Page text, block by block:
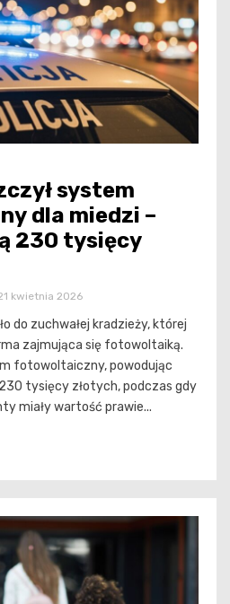
system
dla miedzi –
230 tysięcy
kwietnia 2026
do zuchwałej kradzieży, której
zajmująca się fotowoltaiką.
fotowoltaiczny, powodując
tysięcy złotych, podczas gdy
miały wartość prawie...